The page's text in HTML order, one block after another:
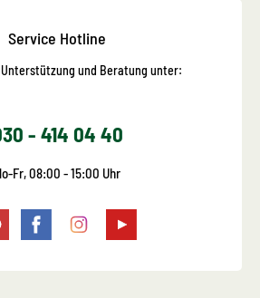
Service Hotline
und Beratung unter:
- 414 04 40
Fr, 08:00 - 15:00 Uhr